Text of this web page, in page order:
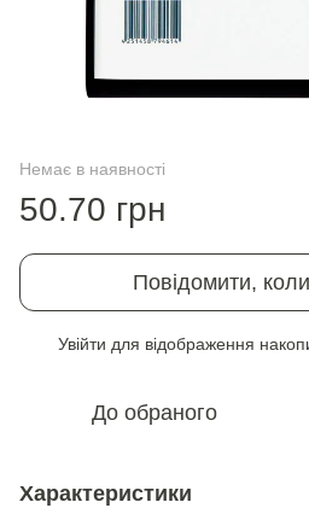
Немає в наявності
50.70 грн
Повідомити,
Увійти для відображення
До обраного
Характеристики